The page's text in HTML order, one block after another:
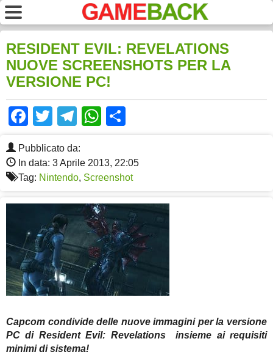
RESIDENT EVIL: REVELATIONS
NUOVE SCREENSHOTS PER LA
VERSIONE PC!
Facebook
TwitterTelegram
WhatsApp
Pubblicato da:
In data: 3 Aprile 2013, 22:05
Tag: Nintendo, Screenshot
Capcom condivide delle nuove immagini per la versione
PC di Resident Evil: Revelations insieme ai requisiti
minimi di sistema!